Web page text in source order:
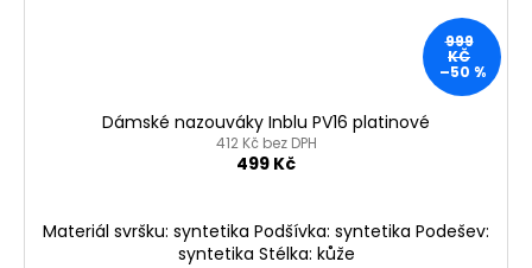
999
KČ
–50 %
Dámské nazouváky Inblu PV16 platinové
412 Kč bez DPH
499 Kč
Materiál svršku: syntetika Podšívka: syntetika Podešev:
syntetika Stélka: kůže